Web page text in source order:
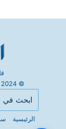
© 2024 النبض الاقتصادي
الرئيسية